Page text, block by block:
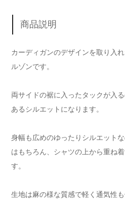
商品説明
カーディガンのデザインを取り入
ルゾンです。
両サイドの裾に入ったタックが入
あるシルエットになります。
身幅も広めのゆったりシルエット
はもちろん、シャツの上から重ね
す。
生地は麻の様な質感で軽く通気性